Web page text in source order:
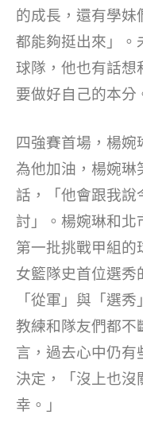
的成長，還有學妹
都能夠挺出來」。
球隊，他也有話想
要做好自己的本分
四強賽首場，楊婉
為他加油，楊婉琳
話，「他會跟我說
討」。楊婉琳和北
第一批挑戰甲組的
女籃隊史首位選秀
「從軍」與「選
教練和隊友們都不
言，過去心中仍有
決定，「沒上也沒
幸。」